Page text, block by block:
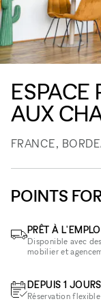
ESPACE
AUX
FRANCE,
POINTS
PRÊT À
Disponible avec
mobilier et
DEPUIS 1 JOURS
Réservation flexible